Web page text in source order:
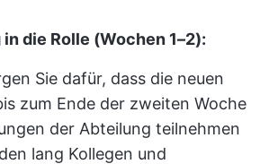
die Rolle (Wochen 1–2):
Sie dafür, dass die neuen
zum Ende der zweiten Woche
der Abteilung teilnehmen
lang Kollegen und